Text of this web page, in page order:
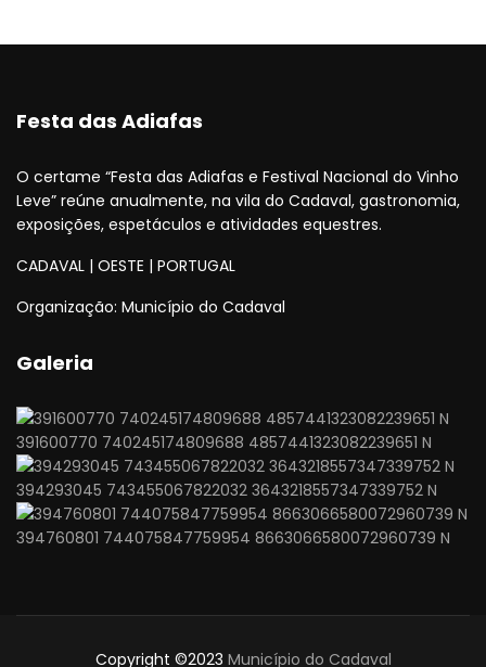
Festa das Adiafas
O certame “Festa das Adiafas e Festival Nacional do Vinho
Leve” reúne anualmente, na vila do Cadaval, gastronomia,
exposições, espetáculos e atividades equestres.
CADAVAL | OESTE | PORTUGAL
Organização: Município do Cadaval
Galeria
391600770 740245174809688 4857441323082239651 N
394293045 743455067822032 3643218557347339752 N
394760801 744075847759954 8663066580072960739 N
Copyright ©2023 Município do Cadaval